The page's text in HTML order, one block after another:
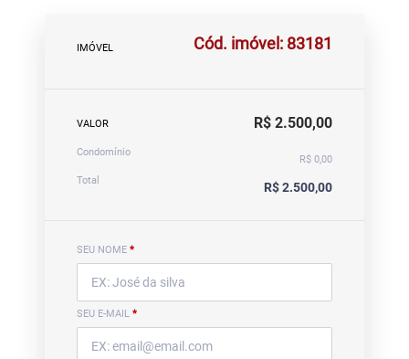
IMÓVEL Cód. imóvel: 83181
VALOR R$ 2.500,00
Condomínio
R$ 0,00
Total
R$ 2.500,00
SEU NOME *
SEU E-MAIL *